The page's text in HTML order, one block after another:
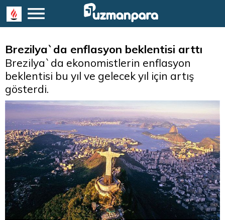
Brezilya`da enflasyon beklentisi arttı
Brezilya`da ekonomistlerin enflasyon
beklentisi bu yıl ve gelecek yıl için artış
gösterdi.